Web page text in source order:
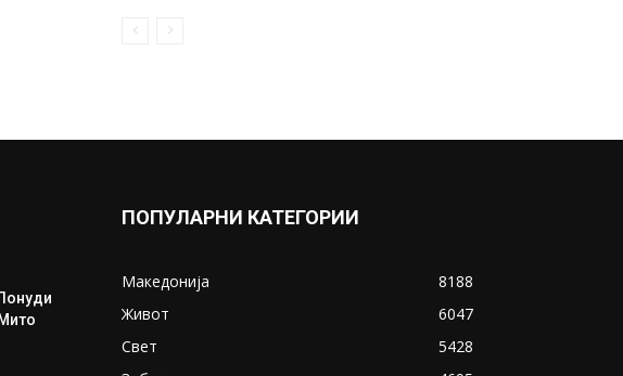
ПОПУЛАРНИ КАТЕГОРИИ
Македонија
8188
Живот
6047
Свет
5428